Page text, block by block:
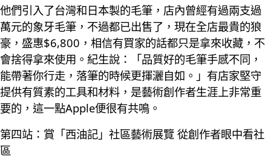
他們引入了台灣和日本製的毛筆，店內曾經有過兩支過
萬元的象牙毛筆，不過都已出售了，現在全店最貴的狼
豪，盛惠$6,800，相信有買家的話都只是拿來收藏，不
會捨得拿來使用。紀生說：「品質好的毛筆手感不同，
能帶著你行走，落筆的時候更揮灑自如。」有店家堅守
提供有質素的工具和材料，是藝術創作者生涯上非常重
要的，這一點Apple便很有共鳴。
第四站：賞「西油記」社區藝術展覽 從創作者眼中看社
區